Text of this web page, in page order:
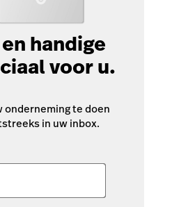
handige
voor u.
onderneming te doen
in uw inbox.